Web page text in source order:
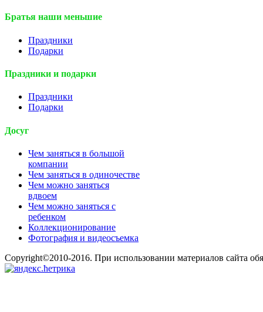
Братья наши меньшие
Праздники
Подарки
Праздники и подарки
Праздники
Подарки
Досуг
Чем заняться в большой
компании
Чем заняться в одиночестве
Чем можно заняться
вдвоем
Чем можно заняться с
ребенком
Коллекционирование
Фотография и видеосъемка
Copyright©2010-2016. При использовании материалов сайта